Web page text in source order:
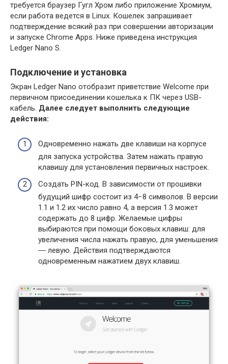
требуется браузер Гугл Хром либо приложение Хромиум,
если работа ведется в Linux. Кошелек запрашивает
подтверждение всякий раз при совершении авторизации
и запуске Chrome Apps. Ниже приведена инструкция
Ledger Nano S.
Подключение и установка
Экран Ledger Nano отобразит приветствие Welcome при
первичном присоединении кошелька к ПК через USB-
кабель. Далее следует выполнить следующие
действия:
Одновременно нажать две клавиши на корпусе
для запуска устройства. Затем нажать правую
клавишу для установления первичных настроек.
Создать PIN-код. В зависимости от прошивки
будущий шифр состоит из 4−8 символов. В версии
1.1 и 1.2 их число равно 4, а версия 1.3 может
содержать до 8 цифр. Желаемые цифры
выбираются при помощи боковых клавиш: для
увеличения числа нажать правую, для уменьшения
― левую. Действия подтверждаются
одновременным нажатием двух клавиш.